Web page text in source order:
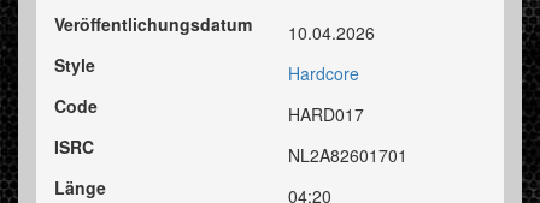
Veröffentlichungsdatum
10.04.2026
Style
Hardcore
Code
HARD017
ISRC
NL2A82601701
Länge
04:20